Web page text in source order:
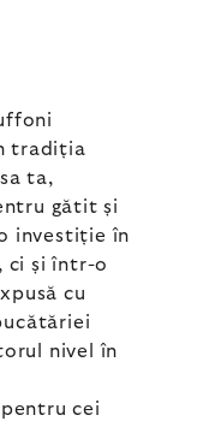
tradiția
ta,
gătit și
investiție în
ci și într-o
cu
nivel în
cei